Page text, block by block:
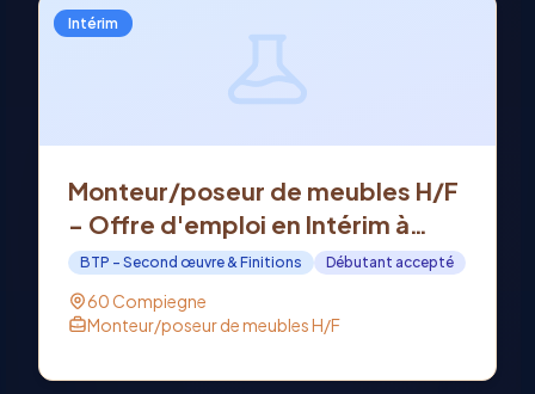
Intérim
Monteur/poseur de meubles H/F
- Offre d'emploi en Intérim à
COMPIEGNE (60)
BTP - Second œuvre & Finitions Débutant accepté
60 Compiegne
Monteur/poseur de meubles H/F